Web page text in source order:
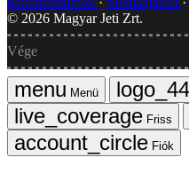
© 2026 Magyar Jeti Zrt.
Vége
Menü
Friss
Fiók